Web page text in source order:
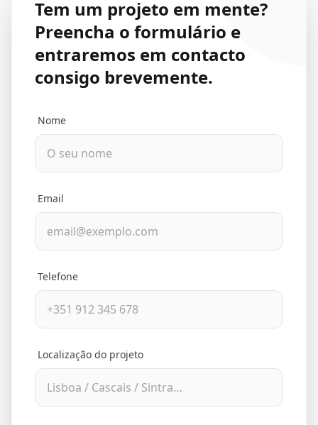
Tem um projeto em mente?
Preencha o formulário e
entraremos em contacto
consigo brevemente.
Nome
Email
Telefone
Localização do projeto